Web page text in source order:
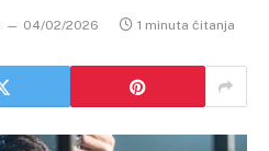
04/02/2026 1 minuta čitanja